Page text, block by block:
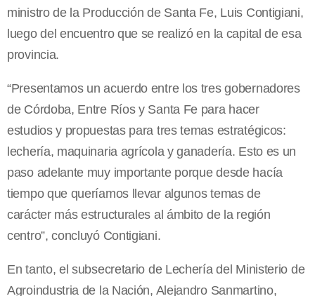
ministro de la Producción de Santa Fe, Luis Contigiani,
luego del encuentro que se realizó en la capital de esa
provincia.
“Presentamos un acuerdo entre los tres gobernadores
de Córdoba, Entre Ríos y Santa Fe para hacer
estudios y propuestas para tres temas estratégicos:
lechería, maquinaria agrícola y ganadería. Esto es un
paso adelante muy importante porque desde hacía
tiempo que queríamos llevar algunos temas de
carácter más estructurales al ámbito de la región
centro”, concluyó Contigiani.
En tanto, el subsecretario de Lechería del Ministerio de
Agroindustria de la Nación, Alejandro Sanmartino,